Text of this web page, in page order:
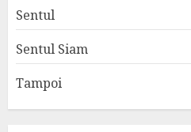
Sentul
Sentul Siam
Tampoi